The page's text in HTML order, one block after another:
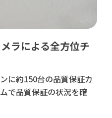
ラによる全方位チ
に約150台の品質保証カ
で品質保証の状況を確